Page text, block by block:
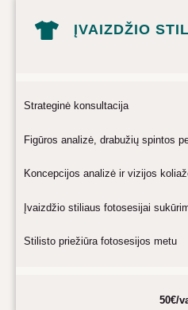
ĮVAIZDŽIO
Strateginė konsultacija
Figūros analizė, drabužių spintos
Koncepcijos analizė ir vizijos
Įvaizdžio stiliaus fotosesijai
Stilisto priežiūra fotosesijos metu
50€/